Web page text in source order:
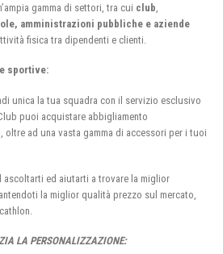
gamma di settori, tra cui club
amministrazioni pubbliche e aziende
fisica tra dipendenti e clienti.
sportive:
unica la tua squadra con il servizio esclusivo
puoi acquistare abbigliamento
ad una vasta gamma di accessori per i tuoi
ascoltarti ed aiutarti a trovare la miglior
la miglior qualità prezzo sul mercato,
LA PERSONALIZZAZIONE: